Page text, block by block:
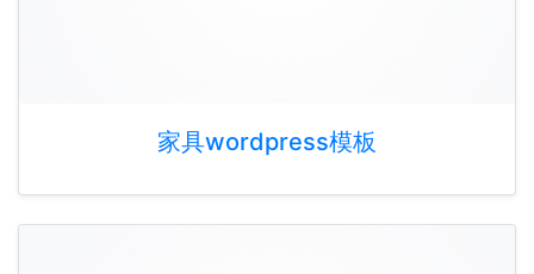
家具wordpress模板